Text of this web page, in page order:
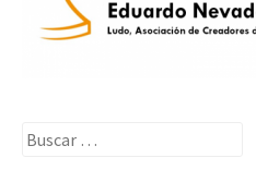
Buscar: